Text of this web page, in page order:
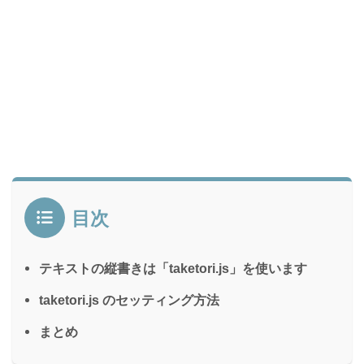
目次
テキストの縦書きは「taketori.js」を使います
taketori.js のセッティング方法
まとめ